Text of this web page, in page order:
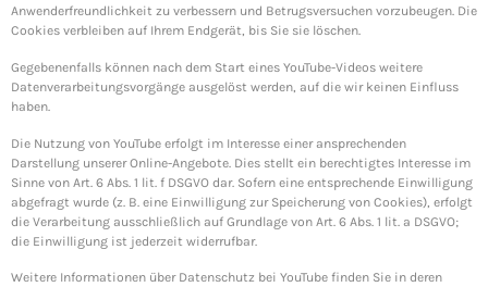
Anwenderfreundlichkeit zu verbessern und Betrugsversuchen vorzubeugen. Die
Cookies verbleiben auf Ihrem Endgerät, bis Sie sie löschen.
Gegebenenfalls können nach dem Start eines YouTube-Videos weitere
Datenverarbeitungsvorgänge ausgelöst werden, auf die wir keinen Einfluss
haben.
Die Nutzung von YouTube erfolgt im Interesse einer ansprechenden
Darstellung unserer Online-Angebote. Dies stellt ein berechtigtes Interesse im
Sinne von Art. 6 Abs. 1 lit. f DSGVO dar. Sofern eine entsprechende Einwilligung
abgefragt wurde (z. B. eine Einwilligung zur Speicherung von Cookies), erfolgt
die Verarbeitung ausschließlich auf Grundlage von Art. 6 Abs. 1 lit. a DSGVO;
die Einwilligung ist jederzeit widerrufbar.
Weitere Informationen über Datenschutz bei YouTube finden Sie in deren